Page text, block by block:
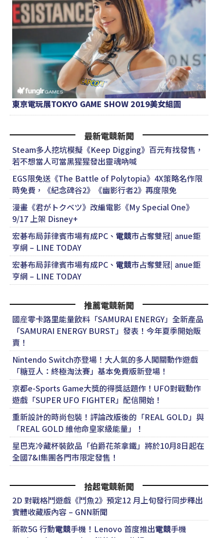
東京電玩展TOKYO GAME SHOW 2019美女組圖
最新電競新聞
Steam多人挖坑模擬《Keep Digging》百元有找發售，
若不想當人可當黑猩猩發出靈魂吶喊
EGS限免送《The Battle of Polytopia》4X策略名作限
時免費，《紀念碑谷2》《幽影行者2》再度限免
漫畫《君がトクベツ》改編電影《My Special One》
9/17 上架 Disney+
宏碁布局菲律賓市場有成PC、 電競市占奪雙冠| anue鉅
亨網 – LINE TODAY
宏碁布局菲律賓市場有成PC、 電競市占奪雙冠| anue鉅
亨網 – LINE TODAY
推薦電競新聞
國産零卡路里能量飲料「SAMURAI ENERGY」全新產品
「SAMURAI ENERGY BURST」發表！今年夏季開始販
賣！
Nintendo Switch亦登場！大人氣的多人闖關動作遊戲
「糖豆人：終極淘汰賽」基本免費版新登場！
京都e-Sports Game大獎的得獎話題作！UFO對戰動作
遊戲「SUPER UFO FIGHTER」配信開始！
重新設計的時尚包裝！評論改版後的「REAL GOLD」與
「REAL GOLD 維他命皇家級能量」！
星巴克冷藏杯裝飲品「伯爵花茶拿鐵」將於10月8日起在
全國7&I集團各門市限定發售！
拾起電競新聞
2D 對戰格鬥遊戲《鬥魚2》預定12 月上旬發行同步釋出
實體收藏版內容 – GNN新聞
新款5G 行動電競手機！Lenovo 首度推出電競手機